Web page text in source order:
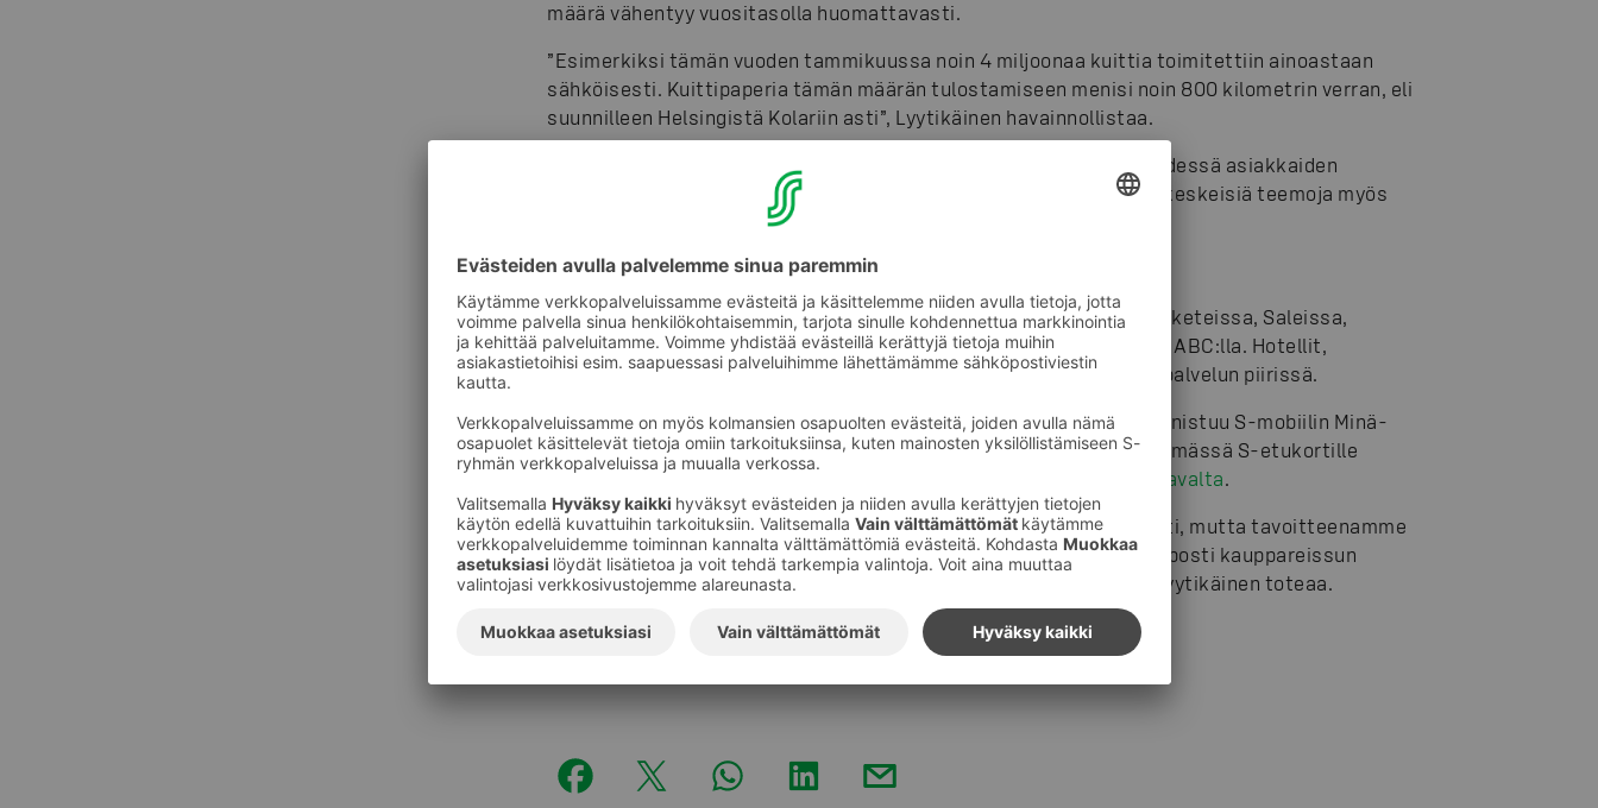
määrä vähentyy vuositasolla huomattavasti.
”Esimerkiksi tämän vuoden tammikuussa noin 4 miljoonaa kuittia toimitettiin ainoastaan
sähköisesti. Kuittipaperia tämän määrän tulostamiseen menisi noin 800 kilometrin verran, eli
suunnilleen Helsingistä Kolariin asti”, Lyytikäinen havainnollistaa.
Jokaisella tulostumattomalla kuitilla säästetään luonnonvaroja yhdessä asiakkaiden
kanssa. Vastuu ympäristöstä ja kestävät kuluttamisen tavat ovat keskeisiä teemoja myös
S-ryhmän vastuullisuusohjelmassa
Palvelut käyttöön S-mobiilin kautta
S-ryhmän sähköinen kuitti on käytössä kaikissa Prismoissa, S-marketeissa, Saleissa,
Alepoissa, Food Market Herkuissa, Sokoksissa, Emotioneissa sekä ABC:lla. Hotellit,
ravintolat sekä prisma.fi- ja sokos.fi -verkkokaupat eivät vielä ole palvelun piirissä.
Sekä sähköisen kuitin että paperittoman asioinnin käyttöönotto onnistuu S-mobiilin Minä-
osion kautta. Tieto paperittomasta asioinnista tulee käydä päivittämässä S-etukortille
toimipaikan itsepalvelupisteellä. Tarkemmat ohjeet löytyvät
S-kanavalta.
”Tieto paperikuitittomuudesta ei vielä siirry kortille automaattisesti, mutta tavoitteenamme
on kehittää tätä tulevaisuudessa. Aktivointi kuitenkin onnistuu helposti kauppareissun
yhteydessä vaikkapa Prismassa tai useimmissa S-marketeissa”, Lyytikäinen toteaa.
Kuvat:SOK